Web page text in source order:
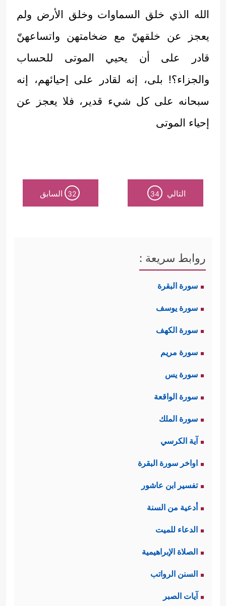
الله الذي خلق السماوات وخلق الأرض ولم
يعجز عن خلقهنّ مع ضخامتهن واتساعهنّ
قادر على أن يحيي الموتى للحساب
والجزاء؟! بلى، إنه لقادر على إحيائهم، إنه
سبحانه على كل شيء قدير، فلا يعجز عن
إحياء الموتى
التالي 34
32 السابق
روابط سريعة :
سورة البقرة
سورة يوسف
سورة الكهف
سورة مريم
سورة يس
سورة الواقعة
سورة الملك
آية الكرسي
اواخر سورة البقرة
تفسير ابن عاشور
أدعية من السنة
الدعاء للميت
الصلاة الإبراهيمية
السنن الرواتب
آيات الصبر